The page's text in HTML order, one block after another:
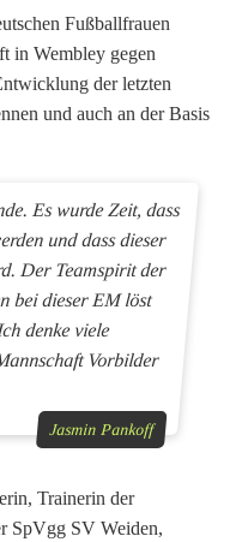
Fußballfrauen
in Wembley gegen
der letzten
und auch an der Basis
Es wurde Zeit, dass
und dass dieser
Der Teamspirit der
bei dieser EM löst
denke viele
Vorbilder
Jasmin Pankoff
Trainerin der
SpVgg SV Weiden,